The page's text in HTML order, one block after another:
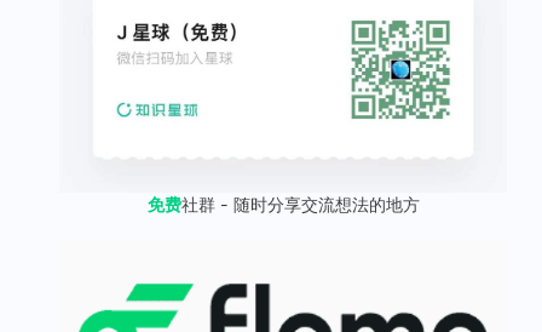
免费社群 - 随时分享交流想法的地方